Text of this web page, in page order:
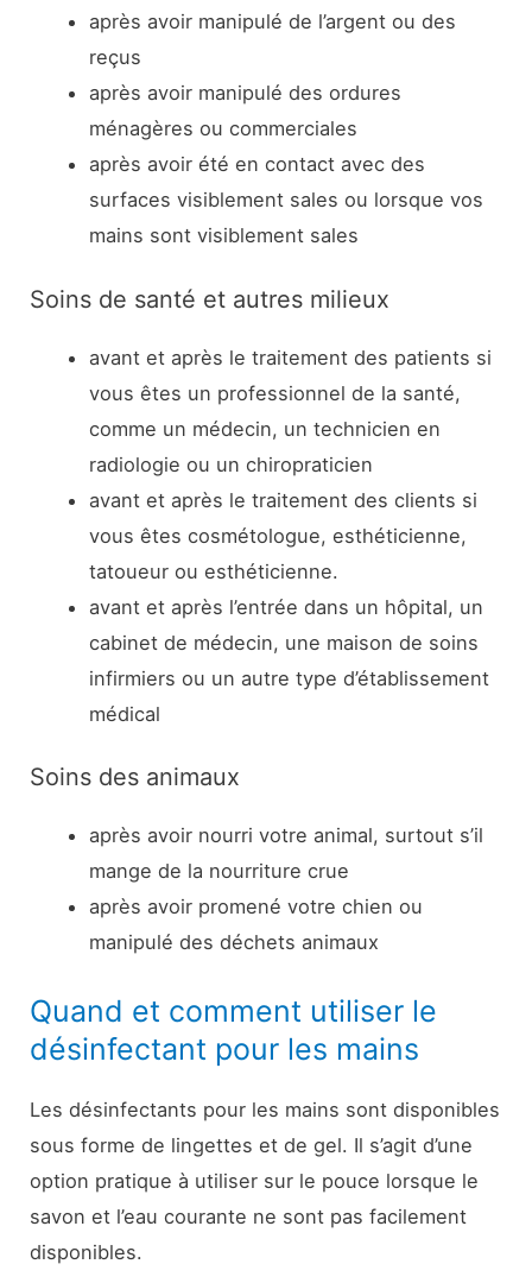
après avoir manipulé de l’argent ou des
reçus
après avoir manipulé des ordures
ménagères ou commerciales
après avoir été en contact avec des
surfaces visiblement sales ou lorsque vos
mains sont visiblement sales
Soins de santé et autres milieux
avant et après le traitement des patients si
vous êtes un professionnel de la santé,
comme un médecin, un technicien en
radiologie ou un chiropraticien
avant et après le traitement des clients si
vous êtes cosmétologue, esthéticienne,
tatoueur ou esthéticienne.
avant et après l’entrée dans un hôpital, un
cabinet de médecin, une maison de soins
infirmiers ou un autre type d’établissement
médical
Soins des animaux
après avoir nourri votre animal, surtout s’il
mange de la nourriture crue
après avoir promené votre chien ou
manipulé des déchets animaux
Quand et comment utiliser le
désinfectant pour les mains
Les désinfectants pour les mains sont disponibles
sous forme de lingettes et de gel. Il s’agit d’une
option pratique à utiliser sur le pouce lorsque le
savon et l’eau courante ne sont pas facilement
disponibles.